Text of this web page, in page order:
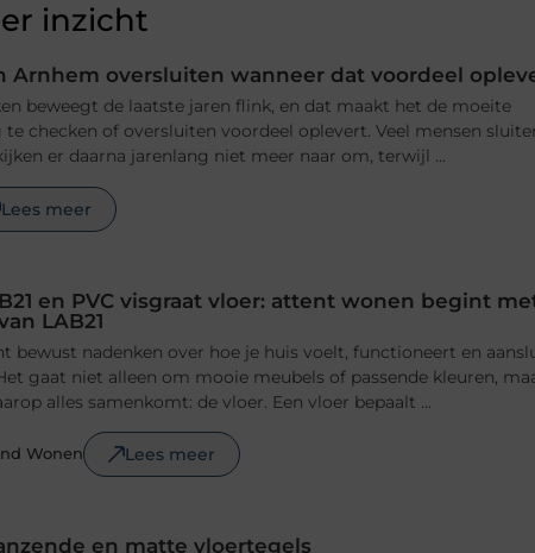
inzicht
Arnhem oversluiten wanneer dat voordeel
beweegt de laatste jaren flink, en dat maakt het de moeite
checken of oversluiten voordeel oplevert. Veel mensen
er daarna jarenlang niet meer naar om, terwijl ...
Lees meer
en PVC visgraat vloer: attent wonen begint
LAB21
bewust nadenken over hoe je huis voelt, functioneert en
gaat niet alleen om mooie meubels of passende kleuren,
alles samenkomt: de vloer. Een vloer bepaalt ...
Wonen Lees meer
en matte vloertegels